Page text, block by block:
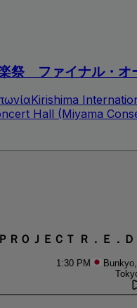
祭 ファイナル・オ
Kirishima
Hall (Miyama
ＲＯＪＥＣＴ Ｒ．Ｅ．
1:30 PM